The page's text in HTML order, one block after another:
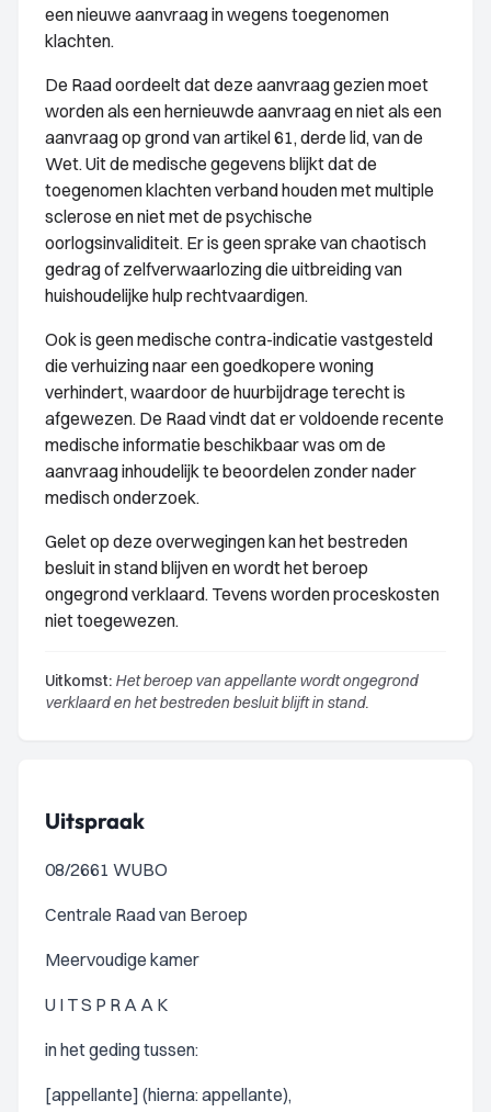
een nieuwe aanvraag in wegens toegenomen
klachten.
De Raad oordeelt dat deze aanvraag gezien moet
worden als een hernieuwde aanvraag en niet als een
aanvraag op grond van artikel 61, derde lid, van de
Wet. Uit de medische gegevens blijkt dat de
toegenomen klachten verband houden met multiple
sclerose en niet met de psychische
oorlogsinvaliditeit. Er is geen sprake van chaotisch
gedrag of zelfverwaarlozing die uitbreiding van
huishoudelijke hulp rechtvaardigen.
Ook is geen medische contra-indicatie vastgesteld
die verhuizing naar een goedkopere woning
verhindert, waardoor de huurbijdrage terecht is
afgewezen. De Raad vindt dat er voldoende recente
medische informatie beschikbaar was om de
aanvraag inhoudelijk te beoordelen zonder nader
medisch onderzoek.
Gelet op deze overwegingen kan het bestreden
besluit in stand blijven en wordt het beroep
ongegrond verklaard. Tevens worden proceskosten
niet toegewezen.
Uitkomst: Het beroep van appellante wordt ongegrond
verklaard en het bestreden besluit blijft in stand.
Uitspraak
08/2661 WUBO
Centrale Raad van Beroep
Meervoudige kamer
U I T S P R A A K
in het geding tussen:
[appellante] (hierna: appellante),